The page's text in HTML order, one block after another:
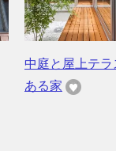
中庭と屋上テラ
ある家